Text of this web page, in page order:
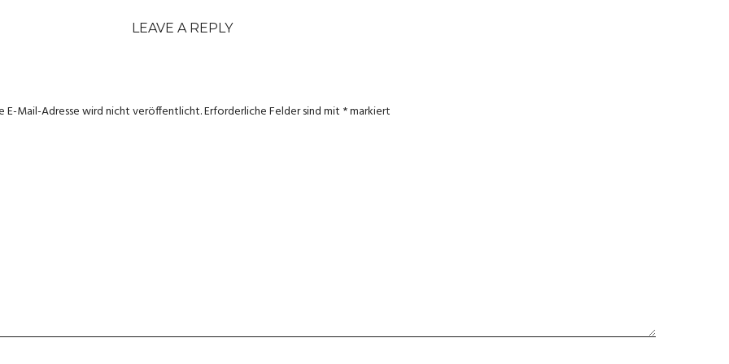
LEAVE A REPLY
E-Mail-Adresse wird nicht veröffentlicht.Erforderliche Felder sind mit *markiert